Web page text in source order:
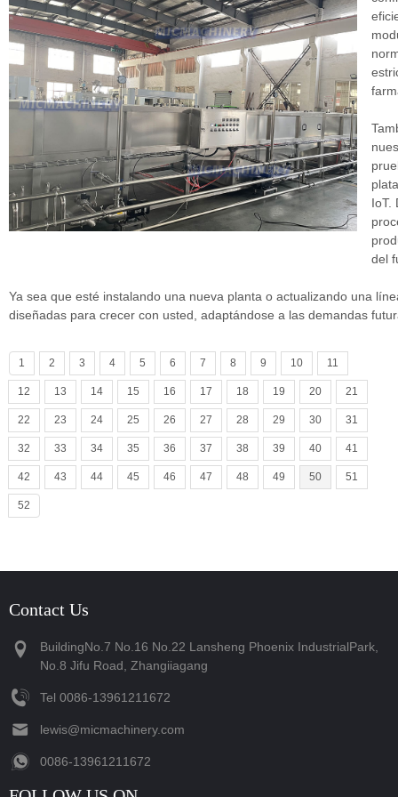
IoT.
del
Ya sea que esté instalando una nueva planta o actualizando una
diseñadas para crecer con usted, adaptándose a las demandas
1 2 3 4 5 6 7 8 9 10 11
12 13 14 15 16 17 18 19 20 21
22 23 24 25 26 27 28 29 30 31
32 33 34 35 36 37 38 39 40 41
42 43 44 45 46 47 48 49 50 51
52
Contact Us
BuildingNo.7 No.16 No.22 Lansheng Phoenix IndustrialPark,
No.8 Jifu Road, Zhangiiagang
Tel ‪0086-13961211672‬
lewis@micmachinery.com
‪0086-13961211672‬